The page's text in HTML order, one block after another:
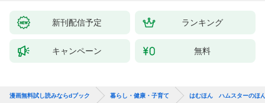
新刊配信予定 ランキング
キャンペーン 無料
漫画無料試し読みならdブック 暮らし・健康・子育て はむほん ハムスターのほ